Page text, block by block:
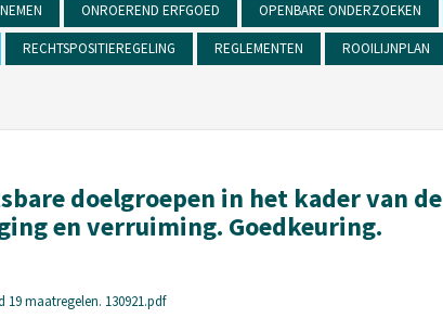
ONROEREND ERFGOED OPENBARE ONDERZOEKEN
RECHTSPOSITIEREGELING REGLEMENTEN ROOILIJNPLAN
doelgroepen in het kader van de
en verruiming. Goedkeuring.
maatregelen. 130921.pdf